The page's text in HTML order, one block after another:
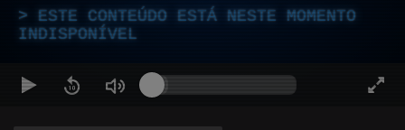
ESTE CONTEÚDO ESTÁ NESTE MOMENTO
INDISPONÍVEL